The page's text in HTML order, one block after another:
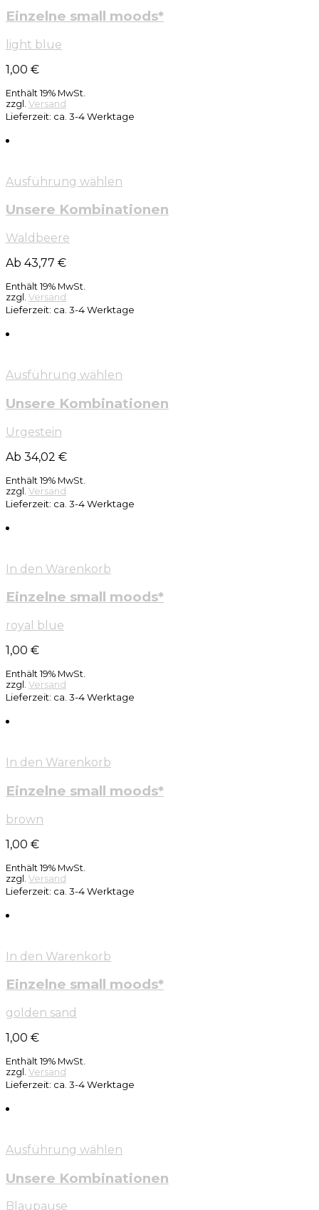
Einzelne small moods*
light blue
1,00 €
Enthält 19% MwSt.
zzgl. Versand
Lieferzeit: ca. 3-4 Werktage
Ausführung wählen
Unsere Kombinationen
Waldbeere
Ab 43,77 €
Enthält 19% MwSt.
zzgl. Versand
Lieferzeit: ca. 3-4 Werktage
Ausführung wählen
Unsere Kombinationen
Urgestein
Ab 34,02 €
Enthält 19% MwSt.
zzgl. Versand
Lieferzeit: ca. 3-4 Werktage
In den Warenkorb
Einzelne small moods*
royal blue
1,00 €
Enthält 19% MwSt.
zzgl. Versand
Lieferzeit: ca. 3-4 Werktage
In den Warenkorb
Einzelne small moods*
brown
1,00 €
Enthält 19% MwSt.
zzgl. Versand
Lieferzeit: ca. 3-4 Werktage
In den Warenkorb
Einzelne small moods*
golden sand
1,00 €
Enthält 19% MwSt.
zzgl. Versand
Lieferzeit: ca. 3-4 Werktage
Ausführung wählen
Unsere Kombinationen
Blaupause